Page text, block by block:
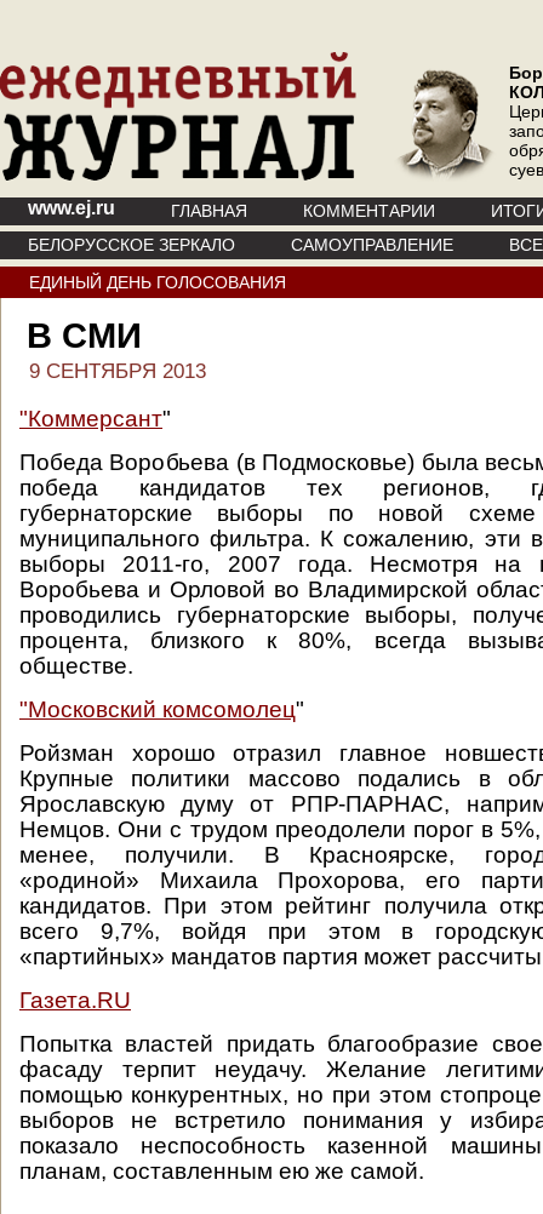
www.ej.ru ГЛАВНАЯ КОММЕНТАРИИ
БЕЛОРУССКОЕ ЗЕРКАЛО
САМОУПРАВЛЕНИЕ
ЕДИНЫЙ ДЕНЬ ГОЛОСОВАНИЯ
В СМИ
9 СЕНТЯБРЯ 2013
"Коммерсант"
Победа Воробьева (в Подмосковье) была
победа кандидатов тех регионов,
губернаторские выборы по новой
муниципального фильтра. К сожалению, эти
выборы 2011-го, 2007 года. Несмотря на
Воробьева и Орловой во Владимирской
проводились губернаторские выборы,
процента, близкого к 80%, всегда
обществе.
"Московский комсомолец"
Ройзман хорошо отразил главное
Крупные политики массово подались в
Ярославскую думу от РПР-ПАРНАС,
Немцов. Они с трудом преодолели порог в
менее, получили. В Красноярске,
«родиной» Михаила Прохорова, его
кандидатов. При этом рейтинг получила
всего 9,7%, войдя при этом в
«партийных» мандатов партия может
Газета.RU
Попытка властей придать благообразие
фасаду терпит неудачу. Желание
помощью конкурентных, но при этом
выборов не встретило понимания у
показало неспособность казенной
планам, составленным ею же самой.